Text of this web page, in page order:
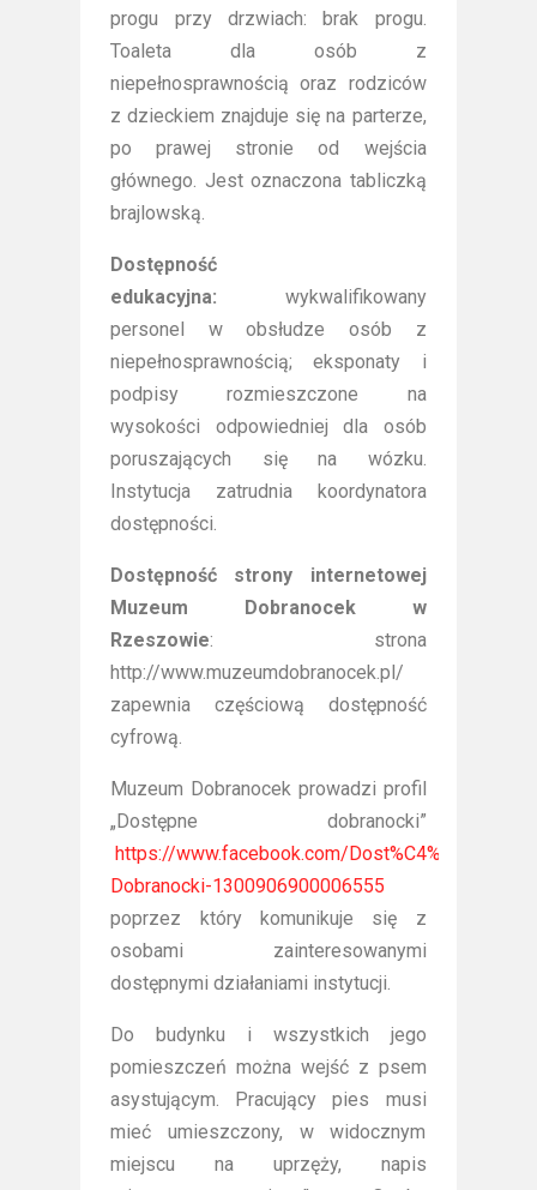
progu przy drzwiach: brak progu.
Toaleta dla osób z
niepełnosprawnością oraz rodziców
z dzieckiem znajduje się na parterze,
po prawej stronie od wejścia
głównego. Jest oznaczona tabliczką
brajlowską.
Dostępność
edukacyjna: wykwalifikowany
personel w obsłudze osób z
niepełnosprawnością; eksponaty i
podpisy rozmieszczone na
wysokości odpowiedniej dla osób
poruszających się na wózku.
Instytucja zatrudnia koordynatora
dostępności.
Dostępność strony internetowej
Muzeum Dobranocek w
Rzeszowie: strona
http://www.muzeumdobranocek.pl/
zapewnia częściową dostępność
cyfrową.
Muzeum Dobranocek prowadzi profil
„Dostępne dobranocki”
https://www.facebook.com/Dost%C4%99pne-
Dobranocki-1300906900006555
poprzez który komunikuje się z
osobami zainteresowanymi
dostępnymi działaniami instytucji.
Do budynku i wszystkich jego
pomieszczeń można wejść z psem
asystującym. Pracujący pies musi
mieć umieszczony, w widocznym
miejscu na uprzęży, napis